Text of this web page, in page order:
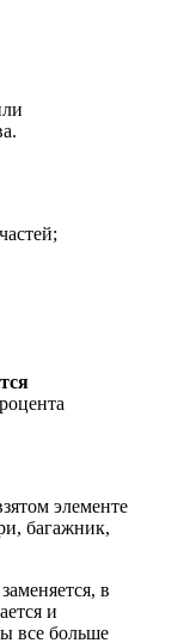
элементе
багажник,
в
и
все больше